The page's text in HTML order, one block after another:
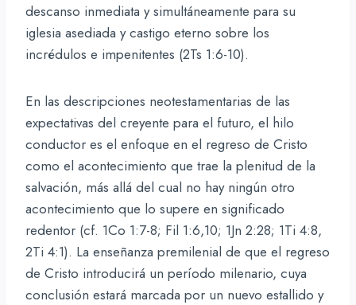
descanso inmediata y simultáneamente para su
iglesia asediada y castigo eterno sobre los
incrédulos e impenitentes (2Ts 1:6-10).
En las descripciones neotestamentarias de las
expectativas del creyente para el futuro, el hilo
conductor es el enfoque en el regreso de Cristo
como el acontecimiento que trae la plenitud de la
salvación, más allá del cual no hay ningún otro
acontecimiento que lo supere en significado
redentor (cf. 1Co 1:7-8; Fil 1:6,10; 1Jn 2:28; 1Ti 4:8,
2Ti 4:1). La enseñanza premilenial de que el regreso
de Cristo introducirá un período milenario, cuya
conclusión estará marcada por un nuevo estallido y